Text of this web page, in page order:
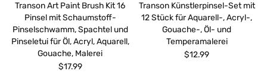
Transon Art Paint Brush Kit 16
Pinsel mit Schaumstoff-
Pinselschwamm, Spachtel und
Pinseletui für Öl, Acryl, Aquarell,
Gouache, Malerei
$17.99
Transon Künstlerpinsel-Set mit
12 Stück für Aquarell-, Acryl-,
Gouache-, Öl- und
Temperamalerei
$12.99